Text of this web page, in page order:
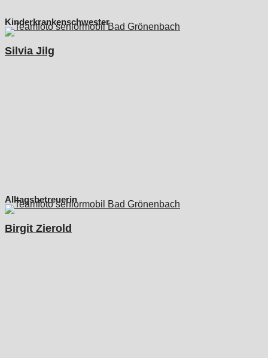
Kinderkrankenschwester
Silvia Jilg
Alltagsbetreuerin
Birgit Zierold